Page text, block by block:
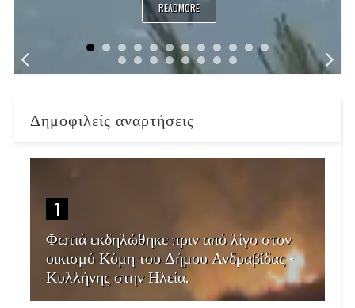
READMORE
Δημοφιλείς αναρτήσεις
1
Φωτιά εκδηλώθηκε πριν από λίγο στον
οικισμό Κόμη του Δήμου Ανδραβίδας -
Κυλλήνης στην Ηλεία.